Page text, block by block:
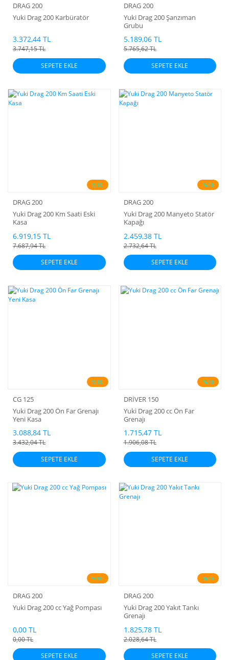
DRAG 200
Yuki Drag 200 Karbüratör
3.372,44 TL
3.747,15 TL
SEPETE EKLE
DRAG 200
Yuki Drag 200 Şanzıman
Grubu
5.189,06 TL
5.765,62 TL
SEPETE EKLE
%10
DRAG 200
Yuki Drag 200 Km Saati Eski
Kasa
6.919,15 TL
7.687,94 TL
SEPETE EKLE
%10
DRAG 200
Yuki Drag 200 Manyeto Statör
Kapağı
2.459,38 TL
2.732,64 TL
SEPETE EKLE
%10
CG 125
Yuki Drag 200 Ön Far Grenajı
Yeni Kasa
3.088,84 TL
3.432,04 TL
SEPETE EKLE
%10
DRİVER 150
Yuki Drag 200 cc Ön Far
Grenajı
1.715,47 TL
1.906,08 TL
SEPETE EKLE
%10
DRAG 200
Yuki Drag 200 cc Yağ Pompası
0,00 TL
0,00 TL
SEPETE EKLE
%10
DRAG 200
Yuki Drag 200 Yakıt Tankı
Grenajı
1.825,78 TL
2.028,64 TL
SEPETE EKLE